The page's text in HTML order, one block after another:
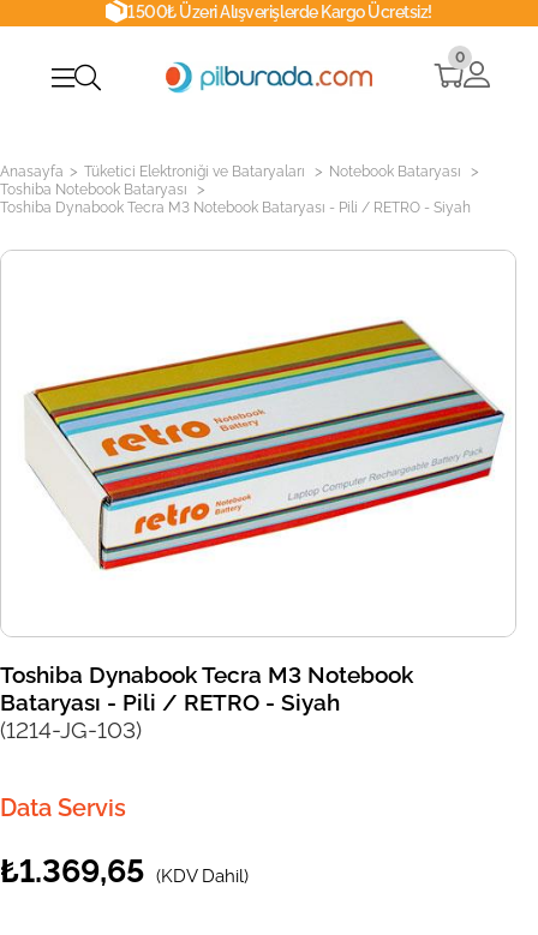
1500₺ Üzeri Alışverişlerde Kargo Ücretsiz!
0
Anasayfa > Tüketici Elektroniği ve Bataryaları > Notebook Bataryası >
Toshiba Notebook Bataryası >
Toshiba Dynabook Tecra M3 Notebook Bataryası - Pili / RETRO - Siyah
Toshiba Dynabook Tecra M3 Notebook
Bataryası - Pili / RETRO - Siyah
(1214-JG-103)
Data Servis
₺1.369,65 (KDV Dahil)